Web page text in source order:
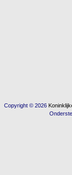
Copyright © 2026